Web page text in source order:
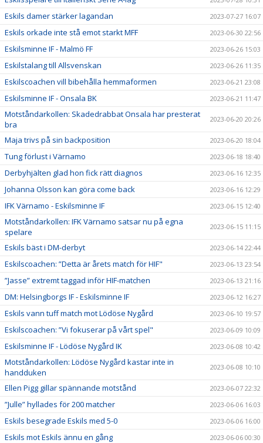
Eskils damer stärker lagandan 2023-07-27 16:07
Eskils orkade inte stå emot starkt MFF 2023-06-30 22:56
Eskilsminne IF - Malmö FF 2023-06-26 15:03
Eskilstalang till Allsvenskan 2023-06-26 11:35
Eskilscoachen vill bibehålla hemmaformen 2023-06-21 23:08
Eskilsminne IF - Onsala BK 2023-06-21 11:47
Motståndarkollen: Skadedrabbat Onsala har presterat
bra
2023-06-20 20:26
Maja trivs på sin backposition 2023-06-20 18:04
Tung förlust i Värnamo 2023-06-18 18:40
Derbyhjälten glad hon fick rätt diagnos 2023-06-16 12:35
Johanna Olsson kan göra come back 2023-06-16 12:29
IFK Värnamo - Eskilsminne IF 2023-06-15 12:40
Motståndarkollen: IFK Värnamo satsar nu på egna
spelare
2023-06-15 11:15
Eskils bäst i DM-derbyt 2023-06-14 22:44
Eskilscoachen: ”Detta är årets match för HIF" 2023-06-13 23:54
”Jasse” extremt taggad inför HIF-matchen 2023-06-13 21:16
DM: Helsingborgs IF - Eskilsminne IF 2023-06-12 16:27
Eskils vann tuff match mot Lödöse Nygård 2023-06-10 19:57
Eskilscoachen: ”Vi fokuserar på vårt spel" 2023-06-09 10:09
Eskilsminne IF - Lödöse Nygård IK 2023-06-08 10:42
Motståndarkollen: Lödöse Nygård kastar inte in
handduken
2023-06-08 10:10
Ellen Pigg gillar spännande motstånd 2023-06-07 22:32
”Julle” hyllades för 200 matcher 2023-06-06 16:03
Eskils besegrade Eskils med 5-0 2023-06-06 16:00
Eskils mot Eskils ännu en gång 2023-06-06 00:30